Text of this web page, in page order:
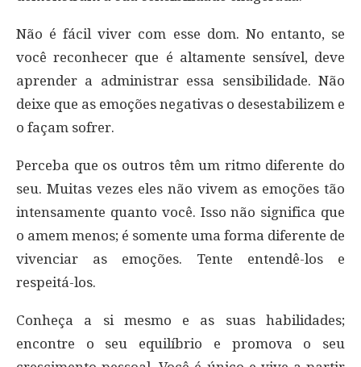
Não é fácil viver com esse dom. No entanto, se
você reconhecer que é altamente sensível, deve
aprender a administrar essa sensibilidade. Não
deixe que as emoções negativas o desestabilizem e
o façam sofrer.
Perceba que os outros têm um ritmo diferente do
seu. Muitas vezes eles não vivem as emoções tão
intensamente quanto você. Isso não significa que
o amem menos; é somente uma forma diferente de
vivenciar as emoções. Tente entendê-los e
respeitá-los.
Conheça a si mesmo e as suas habilidades;
encontre o seu equilíbrio e promova o seu